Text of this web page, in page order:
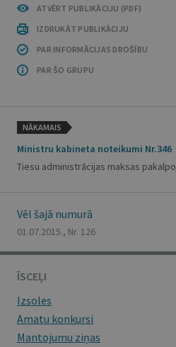
ATVĒRT PUBLIKĀCIJU (PDF)
IZDRUKĀT PUBLIKĀCIJU
PAR INFORMĀCIJAS DROŠĪBU
PAR ŠO GRUPU
NĀKAMAIS
Ministru kabineta noteikumi Nr.346
Tiesu administrācijas maksas
Vēl šajā numurā
01.07.2015., Nr. 126
ĪSCEĻI
Izsoles
Amatu konkursi
Mantojumu ziņas